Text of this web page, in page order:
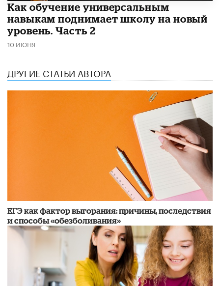
​Как обучение универсальным
навыкам поднимает школу на новый
уровень. Часть 2
10 ИЮНЯ
ДРУГИЕ СТАТЬИ АВТОРА
​ЕГЭ как фактор выгорания: причины, последствия
и способы «обезболивания»